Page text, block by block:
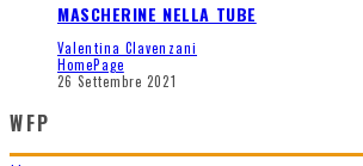
MASCHERINE NELLA TUBE
Valentina Clavenzani
HomePage
26 Settembre 2021
WFP